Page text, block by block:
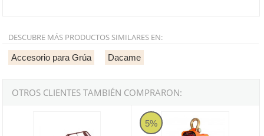
DESCUBRE MÁS PRODUCTOS SIMILARES EN:
Accesorio para Grúa Dacame
OTROS CLIENTES TAMBIÉN COMPRARON:
Base cubeta de plástico para grúa Dacame CPG pintada
5%
Báscula de grúa Unicraft KW 50